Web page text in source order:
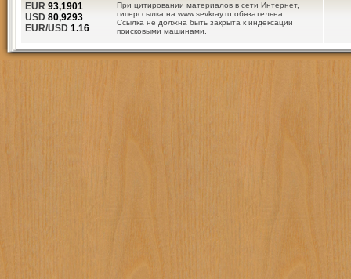
При цитировании материалов в сети Интернет,
гиперссылка на www.sevkray.ru обязательна.
Ссылка не должна быть закрыта к индексации
поисковыми машинами.
EUR 93,1901
USD 80,9293
EUR/USD 1.16